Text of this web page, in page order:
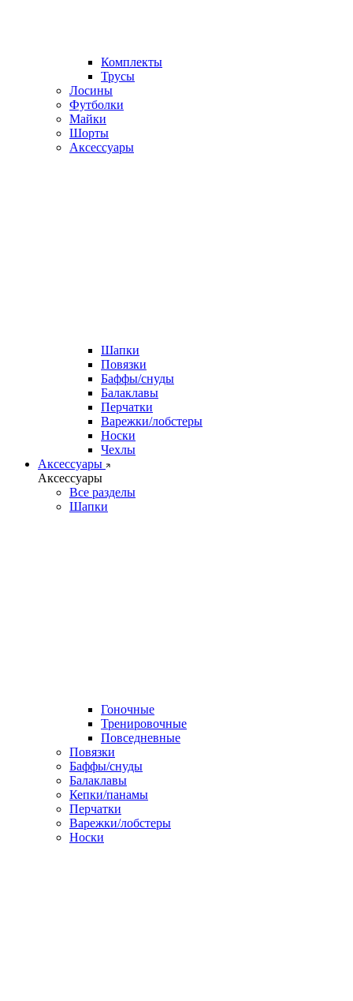
Комплекты
Трусы
Лосины
Футболки
Майки
Шорты
Аксессуары
Шапки
Повязки
Баффы/снуды
Балаклавы
Перчатки
Варежки/лобстеры
Носки
Чехлы
Аксессуары
Аксессуары
Все разделы
Шапки
Гоночные
Тренировочные
Повседневные
Повязки
Баффы/снуды
Балаклавы
Кепки/панамы
Перчатки
Варежки/лобстеры
Носки